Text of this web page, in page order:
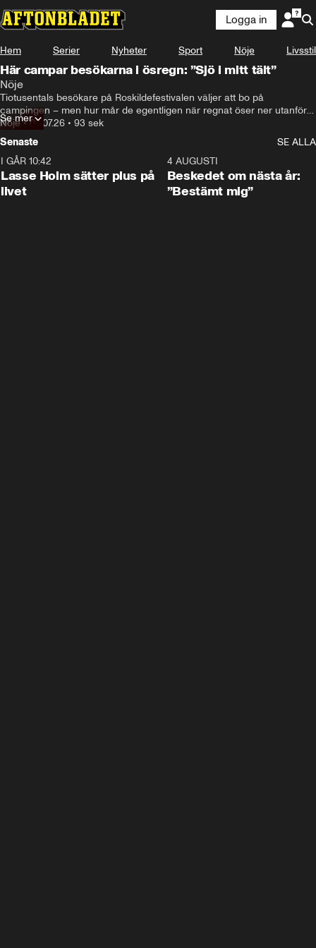
Logga in
Hem Serier Nyheter Sport Nöje Livsstil
Här campar besökarna i ösregn: ”Sjö i mitt tält”
Nöje
Tiotusentals besökare på Roskildefestivalen väljer att bo på
campingen – men hur mår de egentligen när regnat öser ner utanför
tältet?
Nöje•03.07.26 • 93 sek
Se mer
Senaste
SE ALLA
I GÅR 10:42
Lasse Holm sätter plus på
livet
4 AUGUSTI
Beskedet om nästa år:
”Bestämt mig”